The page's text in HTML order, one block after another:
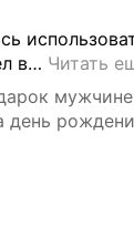
в… Читать
день